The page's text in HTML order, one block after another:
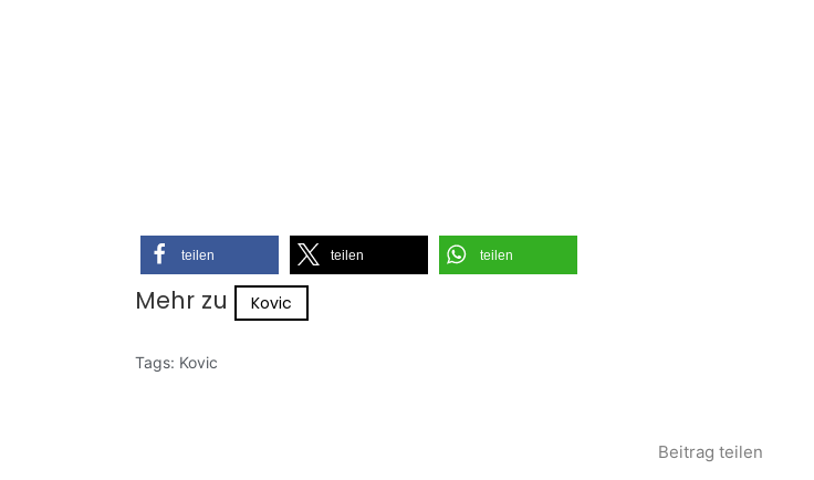
teilen teilen teilen
Mehr zu Kovic
Tags: Kovic
Beitrag teilen